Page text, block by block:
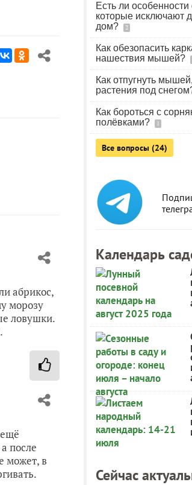
абрикос,
морозу
ловушки.
после
может, в
Есть ли особенности
которые исключают
дом?
2
Как обезопасить
нашествия мышей?
Как отпугнуть
растения под
Как бороться с
полёвками?
1
Все вопросы (24)
Календарь
Сейчас